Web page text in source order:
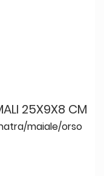
25X9X8 CM
maiale/orso